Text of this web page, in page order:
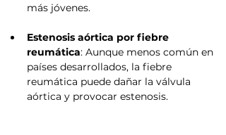
más jóvenes.
Estenosis aórtica por fiebre
reumática: Aunque menos común en
países desarrollados, la fiebre
reumática puede dañar la válvula
aórtica y provocar estenosis.